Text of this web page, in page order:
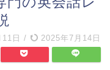
日 / 2025年7月14日